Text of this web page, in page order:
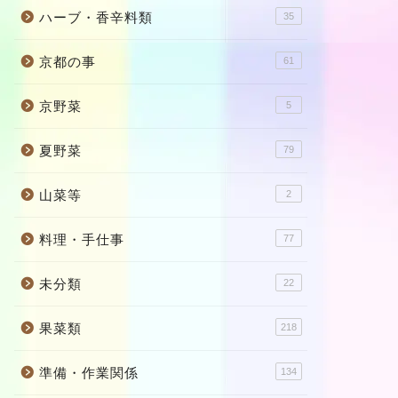
ハーブ・香辛料類 35
京都の事 61
京野菜 5
夏野菜 79
山菜等 2
料理・手仕事 77
未分類 22
果菜類 218
準備・作業関係 134